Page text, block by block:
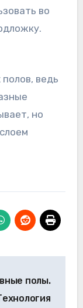
во
ведь
но
полы.